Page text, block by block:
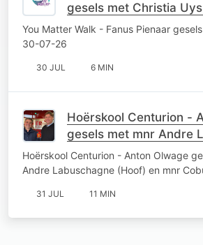
gesels met Christia
You Matter Walk - Fanus Pienaar
30-07-26
30 JUL 6 MIN
Hoërskool Centurion -
gesels met mnr Andre
(Hoof) en mnr Cobus
Hoërskool Centurion - Anton Olwage
Andre Labuschagne (Hoof) en mnr
31 JUL 11 MIN